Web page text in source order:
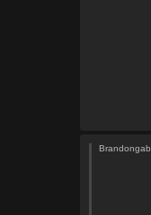
Brandongab